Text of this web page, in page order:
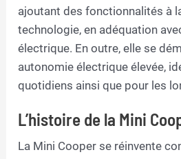
ajoutant des fonctionnalités à
technologie, en adéquation
électrique. En outre, elle se
autonomie électrique élevée,
quotidiens ainsi que pour les
L’histoire de la Mini
La Mini Cooper se réinvente